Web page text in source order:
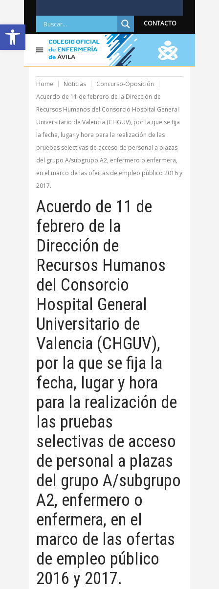
Abrir barra de herramientas CONTACTO
Home Noticias
Concurso-Oposición
Acuerdo de 11 de febrero de la Dirección de
Recursos Humanos del Consorcio Hospital General
Universitario de Valencia (CHGUV), por la que se fija
la fecha, lugar y hora para la realización de las
pruebas selectivas de acceso de personal a plazas
del grupo A/subgrupo A2, enfermero o enfermera,
en el marco de las ofertas de empleo público 2016 y
2017.
Acuerdo de 11 de
febrero de la
Dirección de
Recursos Humanos
del Consorcio
Hospital General
Universitario de
Valencia (CHGUV),
por la que se fija la
fecha, lugar y hora
para la realización de
las pruebas
selectivas de acceso
de personal a plazas
del grupo A/subgrupo
A2, enfermero o
enfermera, en el
marco de las ofertas
de empleo público
2016 y 2017.